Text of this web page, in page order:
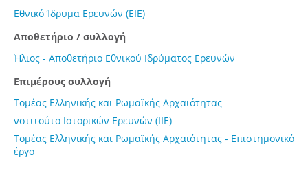
Εθνικό Ίδρυμα Ερευνών (ΕΙΕ)
Αποθετήριο / συλλογή
Ήλιος - Αποθετήριο Εθνικού Ιδρύματος Ερευνών
Επιμέρους συλλογή
Τομέας Ελληνικής και Ρωμαϊκής Αρχαιότητας
νστιτούτο Ιστορικών Ερευνών (ΙΙΕ)
Τομέας Ελληνικής και Ρωμαϊκής Αρχαιότητας - Επιστημονικό
έργο